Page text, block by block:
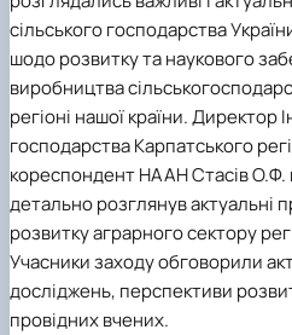
сільського господарства
шодо розвитку та наукового
виробництва
регіоні нашої країни. Директор
господарства Карпатського
кореспондент НААН Стасів О.Ф.
детально розглянув актуальні
розвитку аграрного сектору
Учасники заходу обговорили
досліджень, перспективи
провідних вчених.